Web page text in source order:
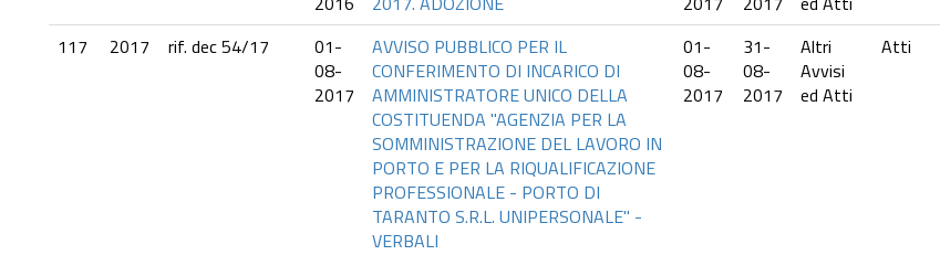
117 2017 rif. dec 54/17
01-
08-
2017
AVVISO PUBBLICO PER IL
CONFERIMENTO DI INCARICO DI
AMMINISTRATORE UNICO DELLA
COSTITUENDA "AGENZIA PER LA
SOMMINISTRAZIONE DEL LAVORO IN
PORTO E PER LA RIQUALIFICAZIONE
PROFESSIONALE - PORTO DI
TARANTO S.R.L. UNIPERSONALE" -
VERBALI
01-
08-
2017
31-
08-
2017
Altri
Avvisi
ed Atti
Atti